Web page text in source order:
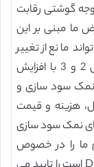
گوشتی رقابت
ما مبنی بر این
مانع از تغییر
روند بازاری ماهی کولی برای DHC شود.عوامل 2 و 3 با افزایش
نمک سود سازی و
هزینه و قیمت
نمک سود سازی
ما را در خصوص